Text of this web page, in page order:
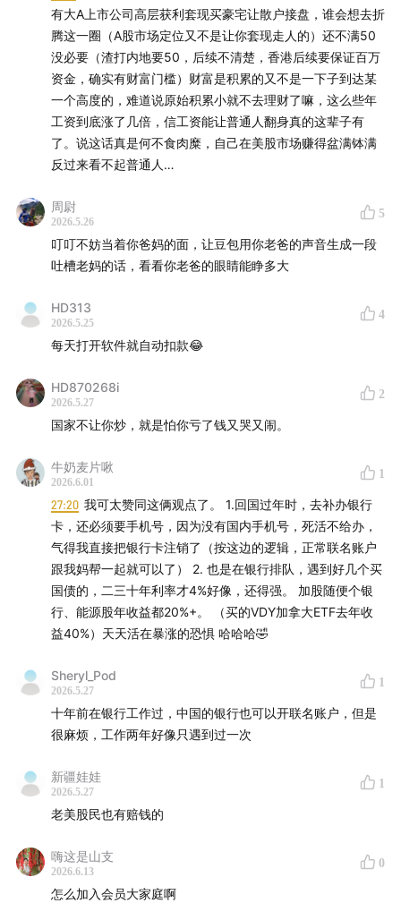
“万恶”福利
巨坑提醒：美股账户的遗产税和联名账户，没人跟你
豆包最近幻觉严重，问股票涨跌，两个AI两个答案
豆包收费价目表曝光：68~500块/月，你愿意买单
免费版开始“降智”？视频网站会员套路重演
42:34
打工人保命指南
离谱新闻：豆包把自己给起诉了——600块机票退票
费，承诺赔付后翻脸
距就在这里
有大A上市公司高层获利套现买豪宅让散户接盘，谁会想去折
腾这一圈（A股市场定位又不是让你套现走人的）还不满50
没必要（渣打内地要50，后续不清楚，香港后续要保证百万
资金，确实有财富门槛）财富是积累的又不是一下子到达某
一个高度的，难道说原始积累小就不去理财了嘛，这么些年
工资到底涨了几倍，信工资能让普通人翻身真的这辈子有
了。说这话真是何不食肉糜，自己在美股市场赚得盆满钵满
反过来看不起普通人…
周尉
2026.5.26
5
叮叮不妨当着你爸妈的面，让豆包用你老爸的声音生成一段
吐槽老妈的话，看看你老爸的眼睛能睁多大
HD313
2026.5.25
4
每天打开软件就自动扣款😂
HD870268i
2026.5.27
2
国家不让你炒，就是怕你亏了钱又哭又闹。
牛奶麦片啾
2026.6.01
1
27:20 我可太赞同这俩观点了。 1.回国过年时，去补办银行
卡，还必须要手机号，因为没有国内手机号，死活不给办，
气得我直接把银行卡注销了（按这边的逻辑，正常联名账户
跟我妈帮一起就可以了） 2. 也是在银行排队，遇到好几个买
国债的，二三十年利率才4%好像，还得强。 加股随便个银
行、能源股年收益都20%+。 （买的VDY加拿大ETF去年收
益40%）天天活在暴涨的恐惧 哈哈哈🤣
Sheryl_Pod
2026.5.27
1
十年前在银行工作过，中国的银行也可以开联名账户，但是
很麻烦，工作两年好像只遇到过一次
新疆娃娃
2026.5.27
1
老美股民也有赔钱的
嗨这是山支
2026.6.13
0
怎么加入会员大家庭啊